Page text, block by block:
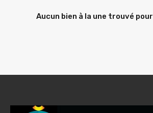
Aucun bien à la une trouvé